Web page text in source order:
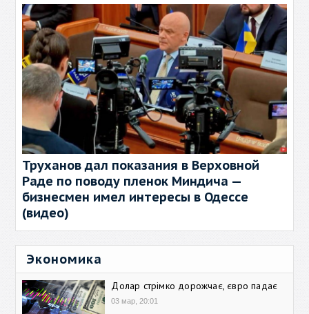
Труханов дал показания в Верховной
Раде по поводу пленок Миндича —
бизнесмен имел интересы в Одессе
(видео)
Экономика
Долар стрімко дорожчає, євро падає
03 мар, 20:01